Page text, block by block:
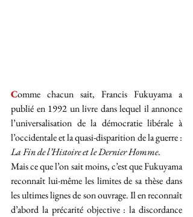
Comme chacun sait, Francis Fukuyama a
publié en 1992 un livre dans lequel il annonce
l’universalisation de la démocratie libérale à
La Fin de l’Histoire et le Dernier Homme.
Mais ce que l’on sait moins, c’est que Fukuyama
reconnaît lui-même les limites de sa thèse dans
les ultimes lignes de son ouvrage. Il en reconnaît
d’abord la précarité objective : la discordance